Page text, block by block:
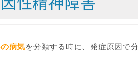
病気を分類する時に、発症原因で